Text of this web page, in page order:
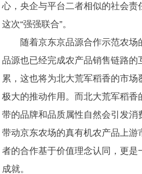
心，央企与平台二者相似的社会责
这次“强强联合”。
随着京东京品源合作示范农场
品源也已经完成农产品销售链路的
累，这也将为北大荒军稻香的市场
极大的推动作用。而北大荒军稻香
带的品牌和品质属性自然会引发消
带动京东农场的真有机农产品上游
者的合作基于价值理念认同，更是
成就。